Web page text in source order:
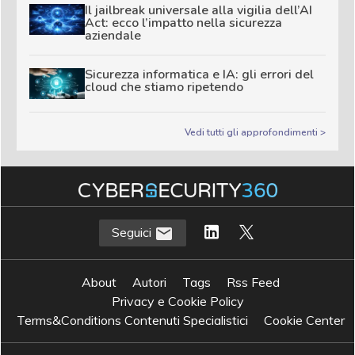
Il jailbreak universale alla vigilia dell’AI
Act: ecco l’impatto nella sicurezza
aziendale
Sicurezza informatica e IA: gli errori del
cloud che stiamo ripetendo
Vedi tutti gli approfondimenti >
Seguici
About Autori Tags
Rss Feed
Privacy e Cookie Policy
Terms&Conditions Contenuti Specialistici
Cookie Center